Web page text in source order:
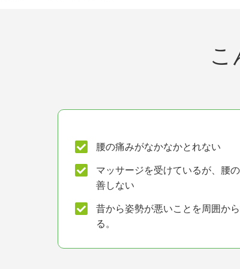
こ
腰の痛みがなかなかとれない
マッサージを受けているが、腰
善しない
昔から姿勢が悪いことを周囲か
る。